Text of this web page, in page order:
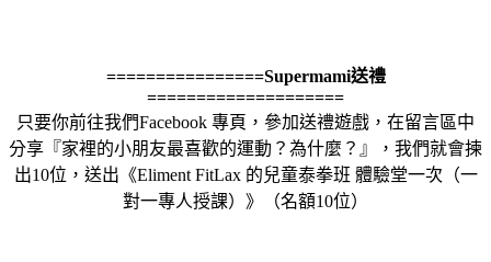
================Supermami送禮
====================
只要你前往我們Facebook 專頁，參加送禮遊戲，在留言區中
分享『家裡的小朋友最喜歡的運動？為什麼？』，我們就會揀
出10位，送出《Eliment FitLax 的兒童泰拳班 體驗堂一次（一
對一專人授課）》（名額10位）